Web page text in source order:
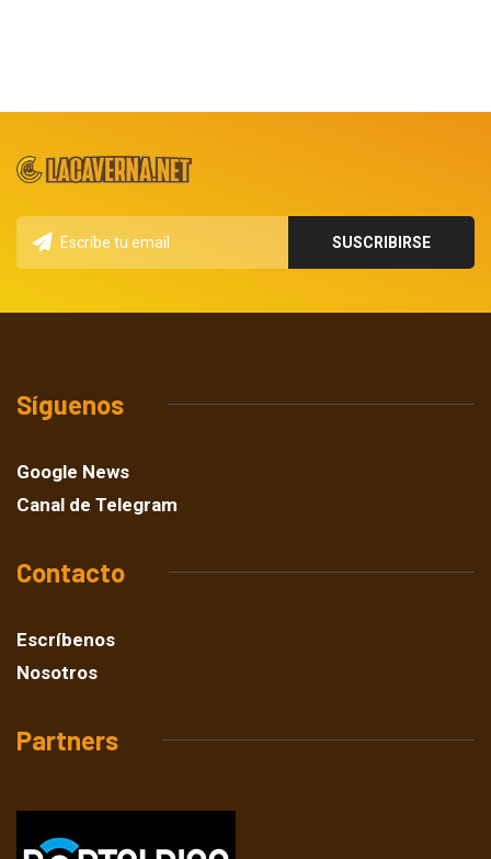
Síguenos
Google News
Canal de Telegram
Contacto
Escríbenos
Nosotros
Partners